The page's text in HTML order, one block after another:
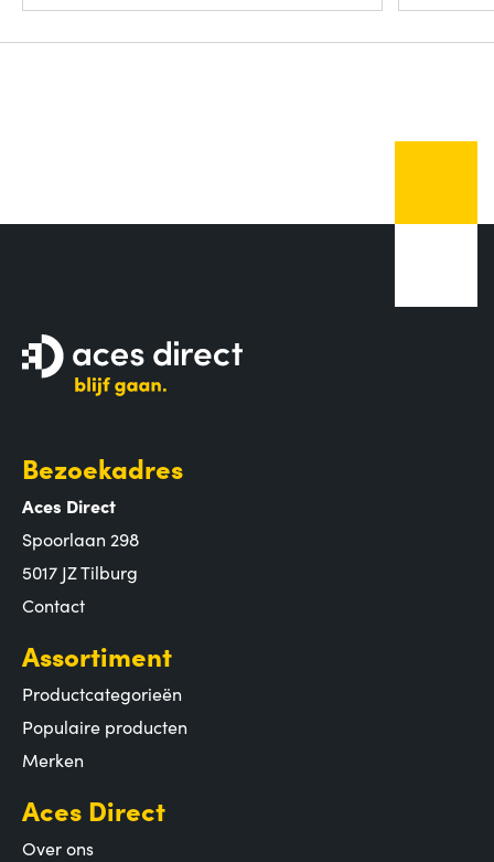
Bezoekadres
Aces Direct
Spoorlaan 298
5017 JZ Tilburg
Contact
Assortiment
Productcategorieën
Populaire producten
Merken
Aces Direct
Over ons